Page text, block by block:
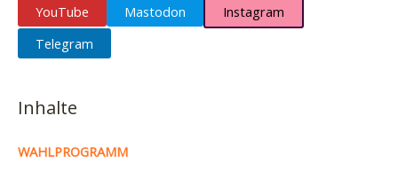
YouTube
Mastodon
Instagram
Telegram
Inhalte
WAHLPROGRAMM